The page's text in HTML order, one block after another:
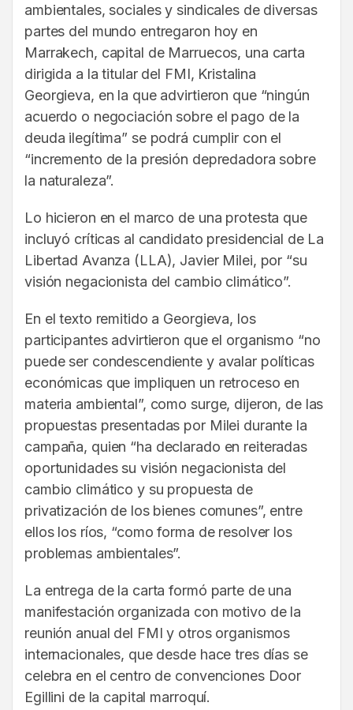
ambientales, sociales y sindicales de diversas
partes del mundo entregaron hoy en
Marrakech, capital de Marruecos, una carta
dirigida a la titular del FMI, Kristalina
Georgieva, en la que advirtieron que “ningún
acuerdo o negociación sobre el pago de la
deuda ilegítima” se podrá cumplir con el
“incremento de la presión depredadora sobre
la naturaleza”.
Lo hicieron en el marco de una protesta que
incluyó críticas al candidato presidencial de La
Libertad Avanza (LLA), Javier Milei, por “su
visión negacionista del cambio climático”.
En el texto remitido a Georgieva, los
participantes advirtieron que el organismo “no
puede ser condescendiente y avalar políticas
económicas que impliquen un retroceso en
materia ambiental”, como surge, dijeron, de las
propuestas presentadas por Milei durante la
campaña, quien “ha declarado en reiteradas
oportunidades su visión negacionista del
cambio climático y su propuesta de
privatización de los bienes comunes”, entre
ellos los ríos, “como forma de resolver los
problemas ambientales”.
La entrega de la carta formó parte de una
manifestación organizada con motivo de la
reunión anual del FMI y otros organismos
internacionales, que desde hace tres días se
celebra en el centro de convenciones Door
Egillini de la capital marroquí.